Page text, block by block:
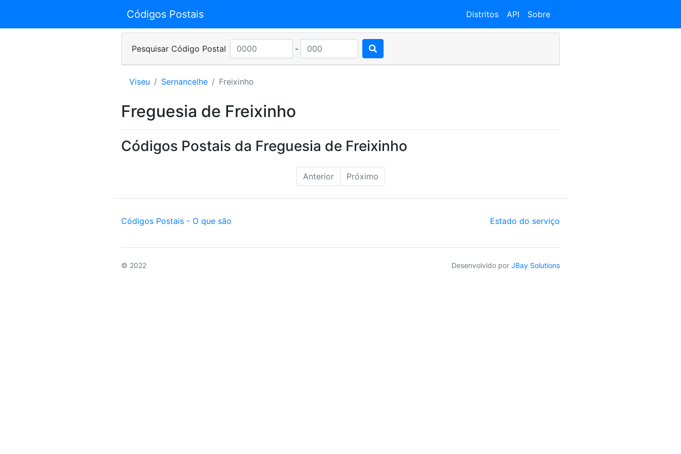
Códigos Postais Distritos API Sobre
Pesquisar Código Postal -
Viseu Sernancelhe Freixinho
Freguesia de Freixinho
Códigos Postais da Freguesia de Freixinho
Anterior Próximo
Códigos Postais - O que são Estado do serviço
© 2022 Desenvolvido por JBay Solutions